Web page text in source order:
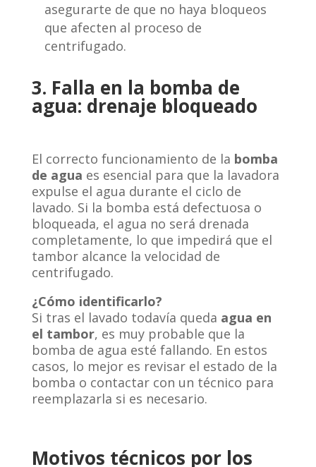
asegurarte de que no haya bloqueos
que afecten al proceso de
centrifugado.
3. Falla en la bomba de
agua: drenaje bloqueado
El correcto funcionamiento de la bomba
de agua es esencial para que la lavadora
expulse el agua durante el ciclo de
lavado. Si la bomba está defectuosa o
bloqueada, el agua no será drenada
completamente, lo que impedirá que el
tambor alcance la velocidad de
centrifugado.
¿Cómo identificarlo?
Si tras el lavado todavía queda agua en
el tambor, es muy probable que la
bomba de agua esté fallando. En estos
casos, lo mejor es revisar el estado de la
bomba o contactar con un técnico para
reemplazarla si es necesario.
Motivos técnicos por los